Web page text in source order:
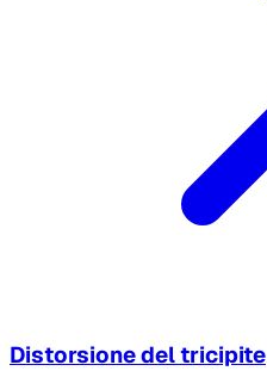
Distorsione del tricipite